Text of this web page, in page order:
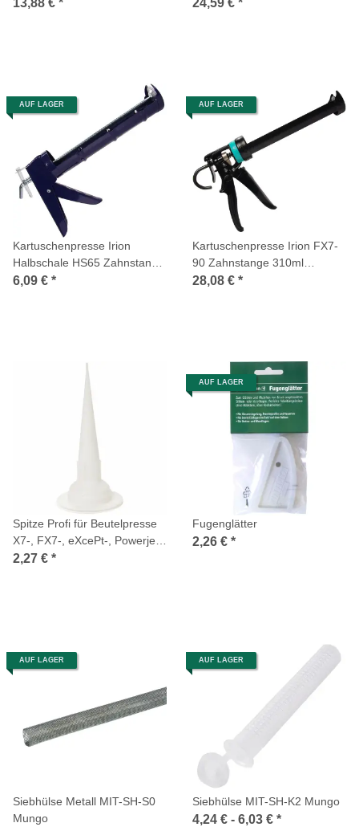
AUF LAGER
Kartuschenpresse Irion
Halbschale HS65 Zahnstange
310ml blau
6,09 € *
AUF LAGER
Kartuschenpresse Irion FX7-
90 Zahnstange 310ml
schwarz/türkis
28,08 € *
Spitze Profi für Beutelpresse
X7-, FX7-, eXcePt-, Powerjet-
Serie
2,27 € *
AUF LAGER
Fugenglätter
2,26 € *
AUF LAGER
Siebhülse Metall MIT-SH-S0
Mungo
AUF LAGER
Siebhülse MIT-SH-K2 Mungo
4,24 € - 6,03 € *